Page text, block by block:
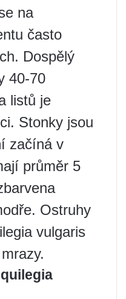
na
často
Dospělý
40-70
listů je
Stonky jsou
začíná v
průměr 5
Ostruhy
vulgaris